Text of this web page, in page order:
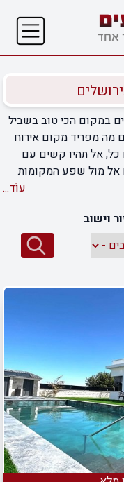
במקום הכי טוב בשביל
מפריד מקום אירוח
כל, אל תהיו קשים עם
אל מול שפע המקומות
ביותר של חייהם,
שלנו. הצוות שלנו עבד
האירוח הטובים
הקרובים. דאגנו
שישראלים אחרים
עוֹד...
וישוב